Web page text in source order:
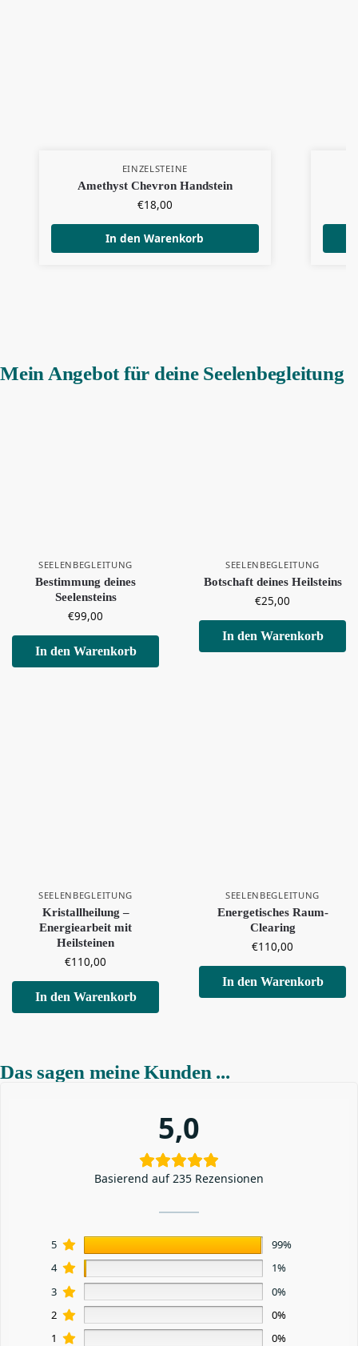
EINZELSTEINE
Amethyst Chevron Handstein
€18,00
In den Warenkorb
Mein Angebot für deine Seelenbegleitung
SEELENBEGLEITUNG
Bestimmung deines
Seelensteins
€99,00
In den Warenkorb
SEELENBEGLEITUNG
Botschaft deines Heilsteins
€25,00
In den Warenkorb
SEELENBEGLEITUNG
Kristallheilung –
Energiearbeit mit
Heilsteinen
€110,00
In den Warenkorb
SEELENBEGLEITUNG
Energetisches Raum-
Clearing
€110,00
In den Warenkorb
Das sagen meine Kunden ...
5,0
Basierend auf 235 Rezensionen
5
99%
4
1%
3
0%
2
0%
1
0%